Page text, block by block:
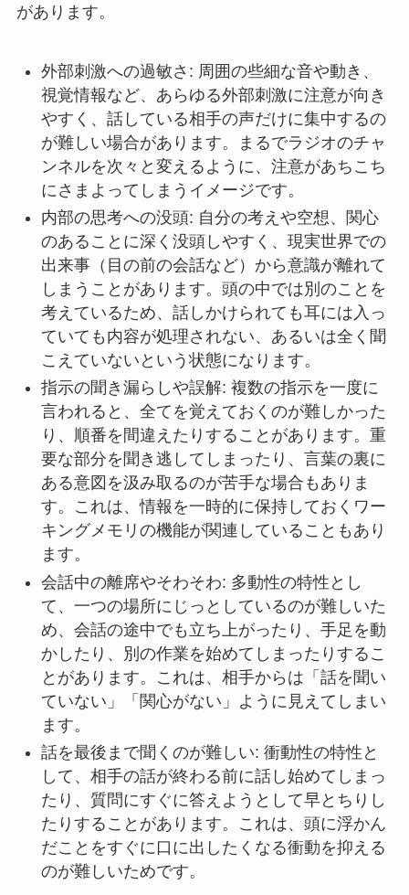
があります。
外部刺激への過敏さ: 周囲の些細な音や動き、
視覚情報など、あらゆる外部刺激に注意が向き
やすく、話している相手の声だけに集中するの
が難しい場合があります。まるでラジオのチャ
ンネルを次々と変えるように、注意があちこち
にさまよってしまうイメージです。
内部の思考への没頭: 自分の考えや空想、関心
のあることに深く没頭しやすく、現実世界での
出来事（目の前の会話など）から意識が離れて
しまうことがあります。頭の中では別のことを
考えているため、話しかけられても耳には入っ
ていても内容が処理されない、あるいは全く聞
こえていないという状態になります。
指示の聞き漏らしや誤解: 複数の指示を一度に
言われると、全てを覚えておくのが難しかった
り、順番を間違えたりすることがあります。重
要な部分を聞き逃してしまったり、言葉の裏に
ある意図を汲み取るのが苦手な場合もありま
す。これは、情報を一時的に保持しておくワー
キングメモリの機能が関連していることもあり
ます。
会話中の離席やそわそわ: 多動性の特性とし
て、一つの場所にじっとしているのが難しいた
め、会話の途中でも立ち上がったり、手足を動
かしたり、別の作業を始めてしまったりするこ
とがあります。これは、相手からは「話を聞い
ていない」「関心がない」ように見えてしまい
ます。
話を最後まで聞くのが難しい: 衝動性の特性と
して、相手の話が終わる前に話し始めてしまっ
たり、質問にすぐに答えようとして早とちりし
たりすることがあります。これは、頭に浮かん
だことをすぐに口に出したくなる衝動を抑える
のが難しいためです。